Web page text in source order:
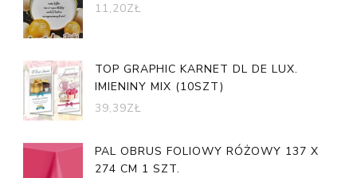
11,20ZŁ
TOP GRAPHIC KARNET DL DE LUX.
IMIENINY MIX (10SZT)
39,39ZŁ
PAL OBRUS FOLIOWY RÓŻOWY 137 X
274 CM 1 SZT.